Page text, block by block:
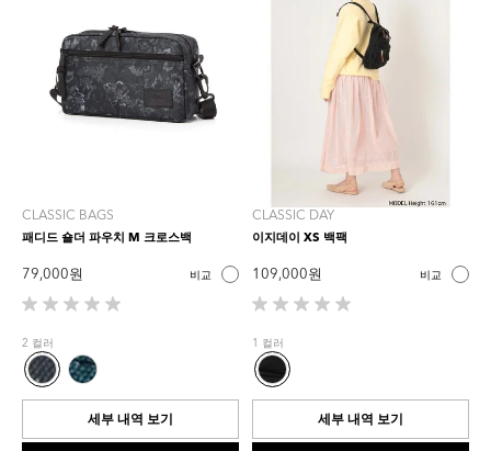
CLASSIC BAGS
패디드 숄더 파우치 M 크로스백
79,000 원 비교
별
5
개
중
0.0
입
2 컬러
세부 내역 보기
CLASSIC DAY
이지데이 XS 백팩
109,000 원 비교
별
5
개
중
0.0
입
1 컬러
세부 내역 보기